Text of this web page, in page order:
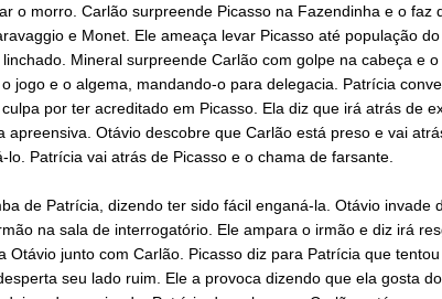
o morro. Carlão surpreende Picasso na Fazendinha e o faz
e Monet. Ele ameaça levar Picasso até população
Mineral surpreende Carlão com golpe na cabeça e o
jogo e o algema, mandando-o para delegacia. Patrícia
por ter acreditado em Picasso. Ela diz que irá atrás de
apreensiva. Otávio descobre que Carlão está preso e vai
lo. Patrícia vai atrás de Picasso e o chama de farsante.
de Patrícia, dizendo ter sido fácil enganá-la. Otávio invade
na sala de interrogatório. Ele ampara o irmão e diz irá
Otávio junto com Carlão. Picasso diz para Patrícia que
seu lado ruim. Ele a provoca dizendo que ela gosta